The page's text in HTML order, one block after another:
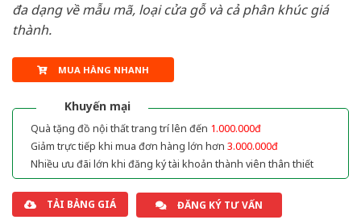
đa dạng về mẫu mã, loại cửa gỗ và cả phân khúc giá
thành.
MUA HÀNG NHANH
Khuyến mại
Quà tặng đồ nội thất trang trí lên đến 1.000.000đ
Giảm trực tiếp khi mua đơn hàng lớn hơn 3.000.000đ
Nhiều ưu đãi lớn khi đăng ký tài khoản thành viên thân thiết
TẢI BẢNG GIÁ ĐĂNG KÝ TƯ VẤN